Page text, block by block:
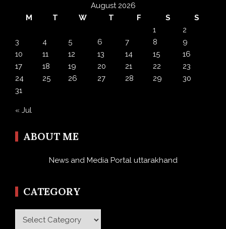
August 2026
M
T W T F S
S
1
2
3
4 5 6 7 8
9
10
11 12 13 14 15
16
17
18 19 20 21 22
23
24
25 26 27 28 29
30
31
« Jul
ABOUT ME
News and Media Portal uttarakhand
CATEGORY
Category